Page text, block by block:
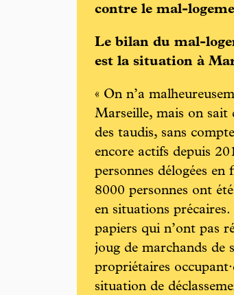
contre le mal-
Le bilan du mal-
est la situation à
« On n’a
Marseille, mais on sait
des taudis, sans
encore actifs depuis
personnes délogées
8000 personnes ont
en situations précaires.
papiers qui n’ont pas
joug de marchands de
propriétaires
situation de